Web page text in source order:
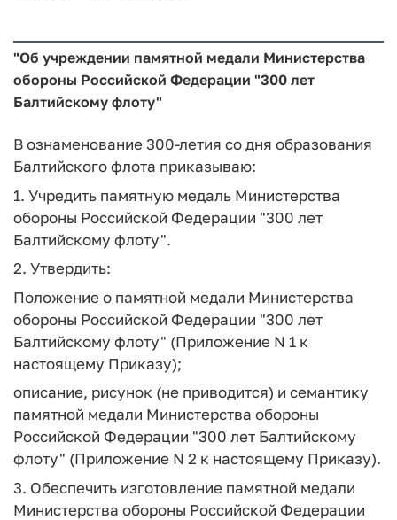
"Об учреждении памятной медали Министерства
обороны Российской Федерации "300 лет
Балтийскому флоту"
В ознаменование 300-летия со дня образования
Балтийского флота приказываю:
1. Учредить памятную медаль Министерства
обороны Российской Федерации "300 лет
Балтийскому флоту".
2. Утвердить:
Положение о памятной медали Министерства
обороны Российской Федерации "300 лет
Балтийскому флоту" (Приложение N 1 к
настоящему Приказу);
описание, рисунок (не приводится) и семантику
памятной медали Министерства обороны
Российской Федерации "300 лет Балтийскому
флоту" (Приложение N 2 к настоящему Приказу).
3. Обеспечить изготовление памятной медали
Министерства обороны Российской Федерации